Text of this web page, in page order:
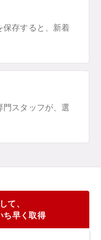
保存すると、新着
門スタッフが、選
て、
ち早く取得